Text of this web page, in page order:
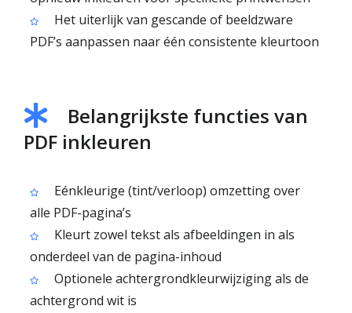
Het uiterlijk van gescande of beeldzware
PDF’s aanpassen naar één consistente kleurtoon
Belangrijkste functies van
PDF inkleuren
Eénkleurige (tint/verloop) omzetting over
alle PDF-pagina’s
Kleurt zowel tekst als afbeeldingen in als
onderdeel van de pagina-inhoud
Optionele achtergrondkleurwijziging als de
achtergrond wit is